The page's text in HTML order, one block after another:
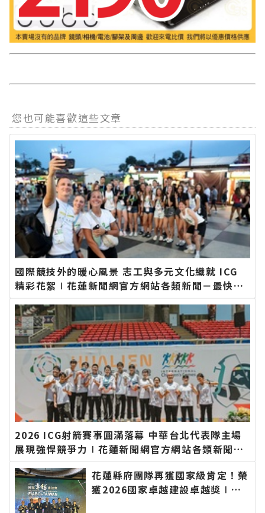
您也可能喜歡這些文章
國際競技外的暖心風景 志工與多元文化織就 ICG
精彩花絮∣花蓮新聞網官方網站各類新聞－最快速
的今日新聞報導 最新的在地資訊！
2026 ICG射箭賽事圓滿落幕 中華台北代表隊主場
展現強悍競爭力∣花蓮新聞網官方網站各類新聞－
最快速的今日新聞報導 最新的在地資訊！
花蓮縣府團隊再獲國家級肯定！榮
獲2026國家卓越建設卓越獎∣花